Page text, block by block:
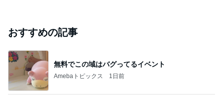
おすすめの記事
無料でこの域はバグってるイベント
Amebaトピックス 1日前